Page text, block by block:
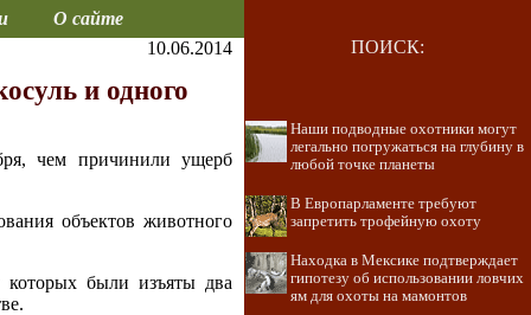
О сайте
10.06.2014
и одного
чем причинили ущерб
объектов животного
которых были изъяты два
ПОИСК:
Наши подводные охотники могут
легально погружаться на глубину в
любой точке планеты
В Европарламенте требуют
запретить трофейную охоту
Находка в Мексике подтверждает
гипотезу об использовании ловчих
ям для охоты на мамонтов